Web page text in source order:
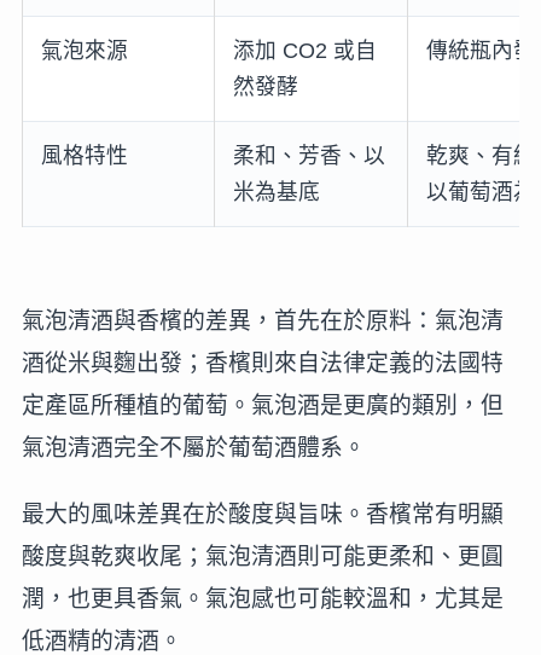
氣泡來源
添加 CO2 或自
然發酵
傳統瓶內發
風格特性
柔和、芳香、以
米為基底
乾爽、有結
以葡萄酒為
氣泡清酒與香檳的差異，首先在於原料：氣泡清
酒從米與麴出發；香檳則來自法律定義的法國特
定產區所種植的葡萄。氣泡酒是更廣的類別，但
氣泡清酒完全不屬於葡萄酒體系。
最大的風味差異在於酸度與旨味。香檳常有明顯
酸度與乾爽收尾；氣泡清酒則可能更柔和、更圓
潤，也更具香氣。氣泡感也可能較溫和，尤其是
低酒精的清酒。